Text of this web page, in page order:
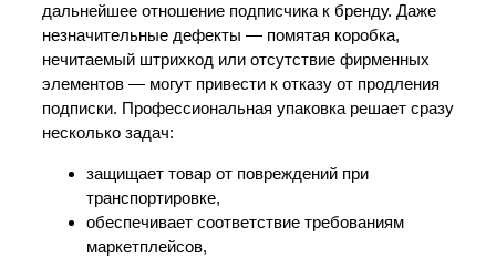
дальнейшее отношение подписчика к бренду. Даже
незначительные дефекты — помятая коробка,
нечитаемый штрихкод или отсутствие фирменных
элементов — могут привести к отказу от продления
подписки. Профессиональная упаковка решает сразу
несколько задач:
защищает товар от повреждений при
транспортировке,
обеспечивает соответствие требованиям
маркетплейсов,